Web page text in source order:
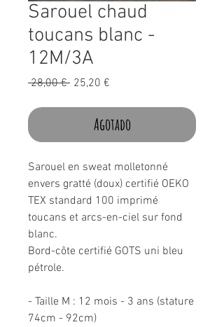
Sarouel chaud
toucans blanc -
12M/3A
28,00 € Precio
25,20 €
oferta
Agotado
Sarouel en sweat molletonné
envers gratté (doux) certifié OEKO
TEX standard 100 imprimé
toucans et arcs-en-ciel sur fond
blanc.
Bord-côte certifié GOTS uni bleu
pétrole.
- Taille M : 12 mois - 3 ans (stature
74cm - 92cm)